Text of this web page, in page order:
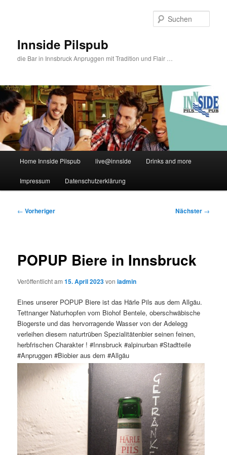
Innside Pilspub
die Bar in Innsbruck Anpruggen mit Tradition und Flair …
Home Innside Pilspub live@innside Drinks and more
Impressum Datenschutzerklärung
Beitragsnavigation
← Vorheriger Nächster →
POPUP Biere in Innsbruck
Veröffentlicht am15. April 2023voniadmin
Eines unserer POPUP Biere ist das Härle Pils aus dem Allgäu.
Tettnanger Naturhopfen vom Biohof Bentele, oberschwäbische
Biogerste und das hervorragende Wasser von der Adelegg
verleihen diesem naturtrüben Spezialitätenbier seinen feinen,
herbfrischen Charakter ! #Innsbruck #alpinurban #Stadtteile
#Anpruggen #Biobier aus dem #Allgäu